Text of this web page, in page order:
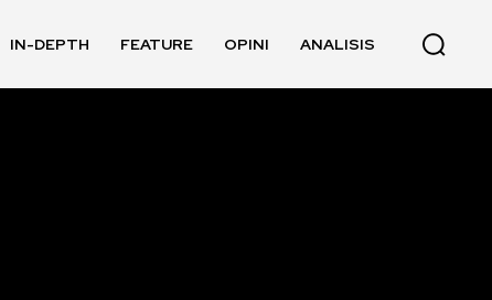
IN-DEPTH FEATURE OPINI ANALISIS